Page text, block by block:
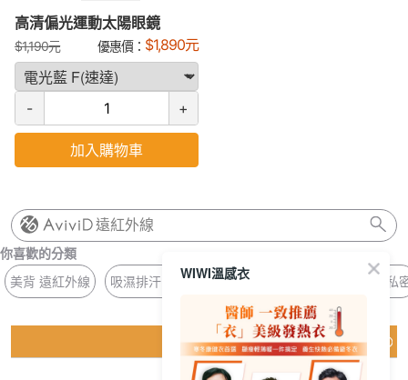
高清偏光運動太陽眼鏡
$1,190元 優惠價： $1,890元
- +
加入購物車
遠紅外線
你喜歡的分類
美背 遠紅外線
吸濕排汗 枕套 口罩 MIT 無痕 私
猜你喜歡
WIWI溫感衣